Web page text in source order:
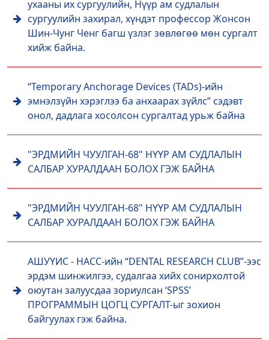
ухааны их сургуулийн, Нүүр ам судлалын
сургуулийн захирал, хүндэт профессор Жонсон
Шин-Чунг Ченг багш үзлэг зөвлөгөө мөн сургалт
хийж байна.
“Temporary Anchorage Devices (TADs)-ийн
эмнэлзүйн хэрэглээ ба анхаарах зүйлс” сэдэвт
онол, дадлага хосолсон сургалтад урьж байна
"ЭРДМИЙН ЧУУЛГАН-68" НҮҮР АМ СУДЛАЛЫН
САЛБАР ХУРАЛДААН БОЛОХ ГЭЖ БАЙНА
"ЭРДМИЙН ЧУУЛГАН-68" НҮҮР АМ СУДЛАЛЫН
САЛБАР ХУРАЛДААН БОЛОХ ГЭЖ БАЙНА
АШУҮИС - НАСС-ийн “DENTAL RESEARCH CLUB”-ээс
эрдэм шинжилгээ, судалгаа хийх сонирхолтой
оюутан залуусдаа зориулсан ‘SPSS’
ПРОГРАММЫН ЦОГЦ СУРГАЛТ-ыг зохион
байгуулах гэж байна.